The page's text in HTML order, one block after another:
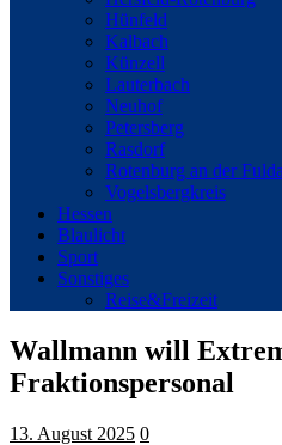
Hünfeld
Kalbach
Künzell
Lauterbach
Neuhof
Petersberg
Rasdorf
Rotenburg an der Fulda
Vogelsbergkreis
Hessen
Blaulicht
Sport
Sonstiges
Reise&Freizeit
Wallmann will
Fraktionspersonal
13. August 2025 0